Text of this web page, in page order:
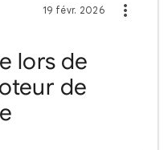
19 févr. 2026
lors de
de